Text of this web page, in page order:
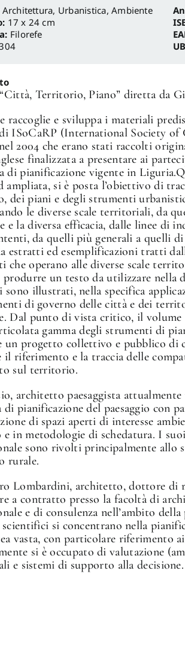
Architettura, Urbanistica, Ambiente
17 x 24 cm
Filorefe
Territorio, Piano” diretta da
raccoglie e sviluppa i materiali
ISoCaRP (International Society
2004 che erano stati raccolti
finalizzata a presentare ai
di pianificazione vigente in
ampliata, si è posta l’obiettivo di
dei piani e degli strumenti
le diverse scale territoriali, da
e la diversa efficacia, dalle linee di
da quelli più generali a quelli
estratti ed esemplificazioni tratti
che operano alle diverse scale
produrre un testo da utilizzare nella
sono illustrati, nella specifica
di governo delle città e dei
Dal punto di vista critico, il
gamma degli strumenti di
un progetto collettivo e pubblico di
il riferimento e la traccia delle
sul territorio.
architetto paesaggista
pianificazione del paesaggio con
di spazi aperti di interesse
e in metodologie di schedatura. I
sono rivolti principalmente allo
rurale.
Lombardini, architetto, dottore di
a contratto presso la facoltà di
e di consulenza nell’ambito
scientifici si concentrano nella
vasta, con particolare riferimento
si è occupato di valutazione
e sistemi di supporto alla decisione.